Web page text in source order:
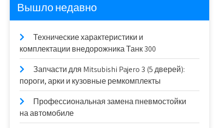
Вышло недавно
Технические характеристики и
комплектации внедорожника Танк 300
Запчасти для Mitsubishi Pajero 3 (5 дверей):
пороги, арки и кузовные ремкомплекты
Профессиональная замена пневмостойки
на автомобиле